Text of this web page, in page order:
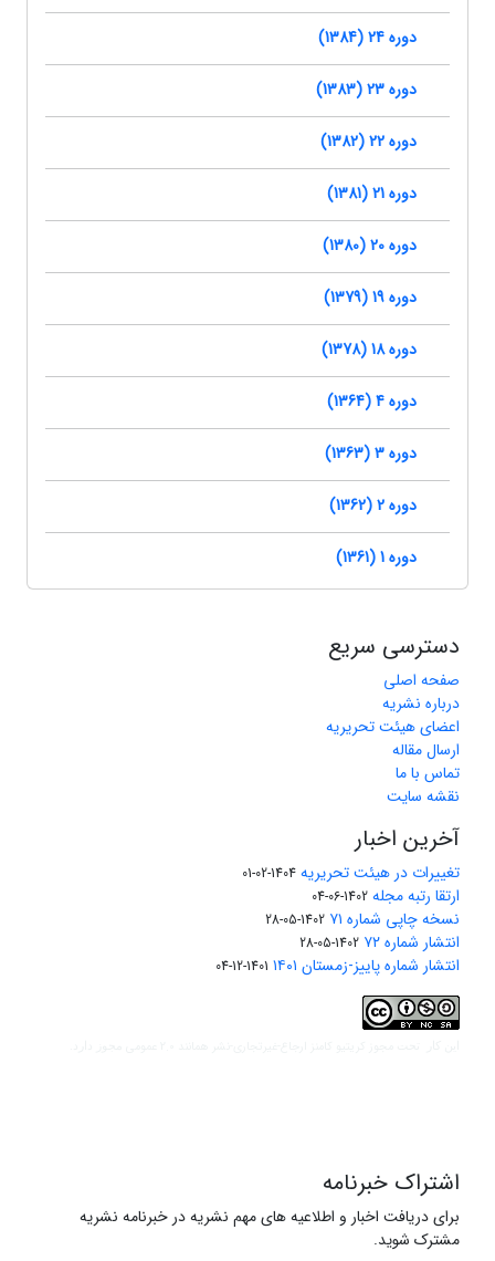
دوره 24 (1384)
دوره 23 (1383)
دوره 22 (1382)
دوره 21 (1381)
دوره 20 (1380)
دوره 19 (1379)
دوره 18 (1378)
دوره 4 (1364)
دوره 3 (1363)
دوره 2 (1362)
دوره 1 (1361)
دسترسی سریع
صفحه اصلی
درباره نشریه
اعضای هیئت تحریریه
ارسال مقاله
تماس با ما
نقشه سایت
آخرین اخبار
تغییرات در هیئت تحریریه 1404-02-01
ارتقا رتبه مجله 1402-06-04
نسخه چاپی شماره ۷۱ 1402-05-28
انتشار شماره ۷۲ 1402-05-28
انتشار شماره پاییز-زمستان ۱۴۰۱ 1401-12-04
اشتراک خبرنامه
برای دریافت اخبار و اطلاعیه های مهم نشریه در خبرنامه نشریه
مشترک شوید.